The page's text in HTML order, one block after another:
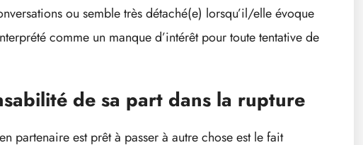
ou semble très détaché(e) lorsqu’il/elle évoque
comme un manque d’intérêt pour toute tentative de
de sa part dans la rupture
partenaire est prêt à passer à autre chose est le fait